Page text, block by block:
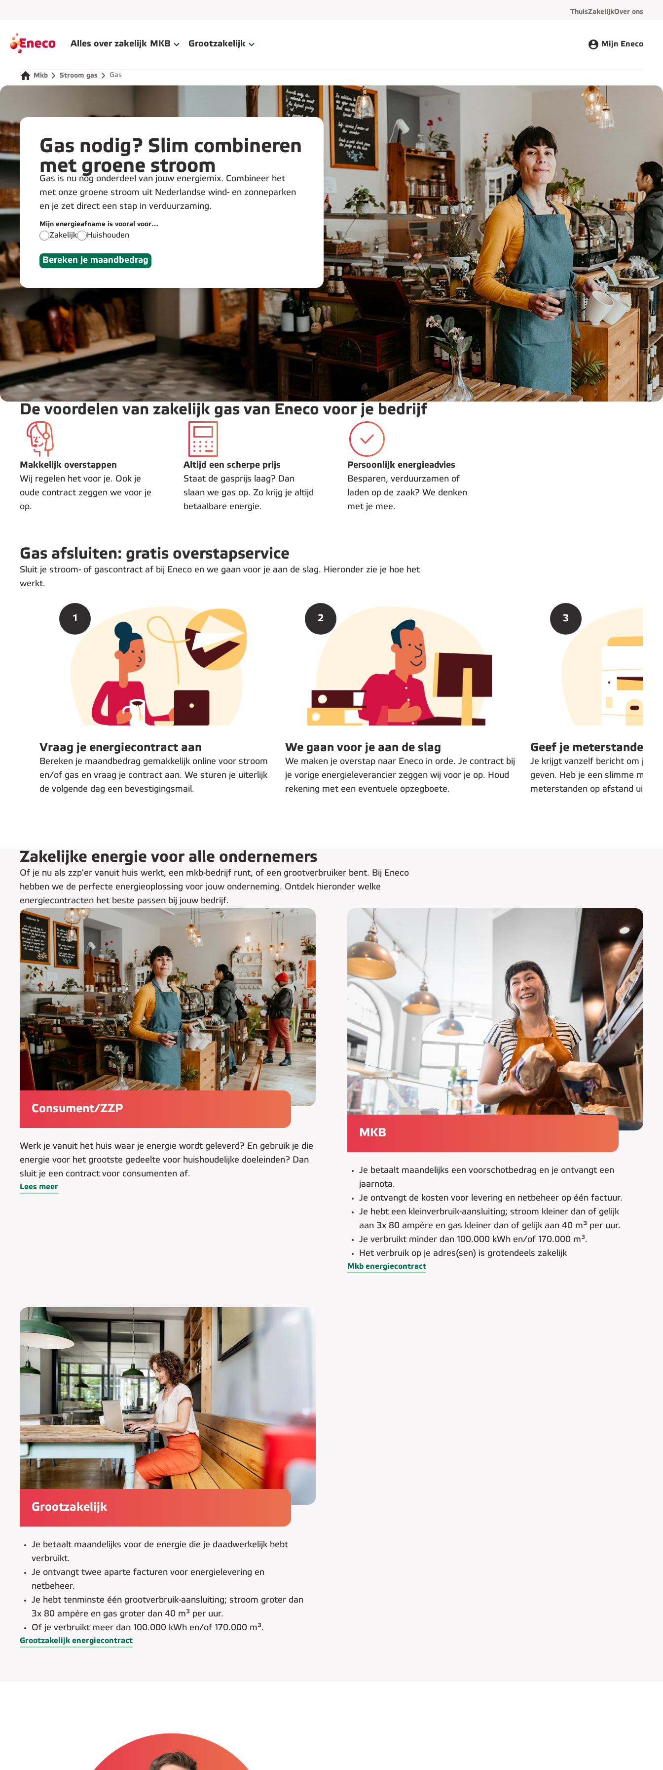
ThuisZakelijkOver ons
Alles over zakelijk MKB Grootzakelijk Mijn Eneco
Mkb Stroom gas Gas
Gas nodig? Slim combineren
met groene stroom
Gas is nu nog onderdeel van jouw energiemix. Combineer het
met onze groene stroom uit Nederlandse wind- en zonneparken
en je zet direct een stap in verduurzaming.
Mijn energieafname is vooral voor...
Zakelijk Huishouden
Bereken je maandbedrag
De voordelen van zakelijk gas van Eneco voor je bedrijf
Makkelijk overstappen
Wij regelen het voor je. Ook je
oude contract zeggen we voor je
op.
Altijd een scherpe prijs
Staat de gasprijs laag? Dan
slaan we gas op. Zo krijg je altijd
betaalbare energie.
Persoonlijk energieadvies
Besparen, verduurzamen of
laden op de zaak? We denken
met je mee.
Gas afsluiten: gratis overstapservice
Sluit je stroom- of gascontract af bij Eneco en we gaan voor je aan de slag. Hieronder zie je hoe het
werkt.
1
Stap 1
Vraag je energiecontract aan
Bereken je maandbedrag gemakkelijk online voor stroom
en/of gas en vraag je contract aan. We sturen je uiterlijk
de volgende dag een bevestigingsmail.
2
Stap 2:
We gaan voor je aan de slag
We maken je overstap naar Eneco in orde. Je contract bij
je vorige energieleverancier zeggen wij voor je op. Houd
rekening met een eventuele opzegboete.
3
Stap 3:
Geef je meterstanden
Je krijgt vanzelf bericht om je
geven. Heb je een slimme
meterstanden op afstand uit en
Zakelijke energie voor alle ondernemers
Of je nu als zzp'er vanuit huis werkt, een mkb-bedrijf runt, of een grootverbruiker bent. Bij Eneco
hebben we de perfecte energieoplossing voor jouw onderneming. Ontdek hieronder welke
energiecontracten het beste passen bij jouw bedrijf.
Consument/ZZP
Werk je vanuit het huis waar je energie wordt geleverd? En gebruik je die
energie voor het grootste gedeelte voor huishoudelijke doeleinden? Dan
sluit je een contract voor consumenten af.
Lees meer
MKB
Je betaalt maandelijks een voorschotbedrag en je ontvangt een
jaarnota.
Je ontvangt de kosten voor levering en netbeheer op één factuur.
Je hebt een kleinverbruik-aansluiting; stroom kleiner dan of gelijk
aan 3x 80 ampère en gas kleiner dan of gelijk aan 40 m³ per uur.
Je verbruikt minder dan 100.000 kWh en/of 170.000 m³.
Het verbruik op je adres(sen) is grotendeels zakelijk
Mkb energiecontract
Grootzakelijk
Je betaalt maandelijks voor de energie die je daadwerkelijk hebt
verbruikt.
Je ontvangt twee aparte facturen voor energielevering en
netbeheer.
Je hebt tenminste één grootverbruik-aansluiting; stroom groter dan
3x 80 ampère en gas groter dan 40 m³ per uur.
Of je verbruikt meer dan 100.000 kWh en/of 170.000 m³.
Grootzakelijk energiecontract